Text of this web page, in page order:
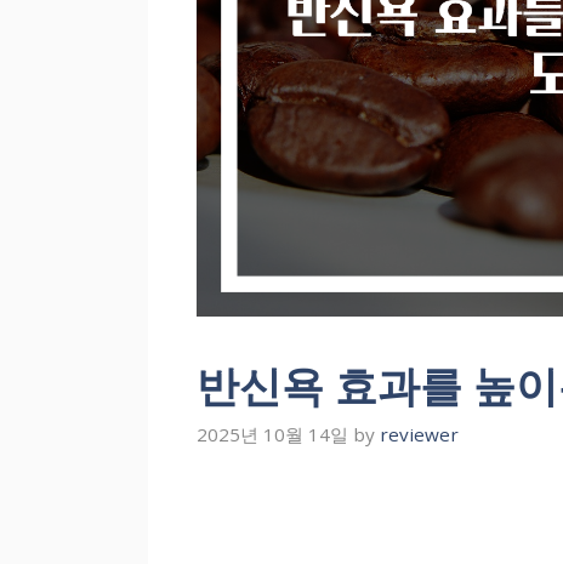
반신욕 효과를 높
2025년 10월 14일 by reviewer